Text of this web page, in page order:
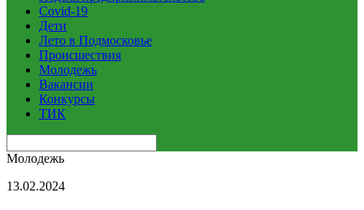
Covid-19
Дети
Лето в Подмосковье
Происшествия
Молодежь
Вакансии
Конкурсы
ТИК
Молодежь
13.02.2024